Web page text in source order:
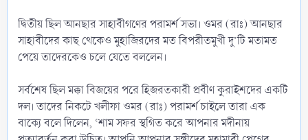
দ্বিতীয় ছিল আনছার সাহাবীগণের পরামর্শ সভা। ওমর (রাঃ) আনছার
সাহাবীদের কাছ থেকেও মুহাজিরদের মত বিপরীতমুখী দু’টি মতামত
পেয়ে তাদেরকেও চলে যেতে বললেন।
সর্বশেষ ছিল মক্কা বিজয়ের পরে হিজরতকারী প্রবীণ কুরাইশদের একটি
দল। তাদের নিকটে খলীফা ওমর (রাঃ) পরামর্শ চাইলে তারা এক
বাক্যে বলে দিলেন, ‘শাম সফর স্থগিত করে আপনার মদীনায়